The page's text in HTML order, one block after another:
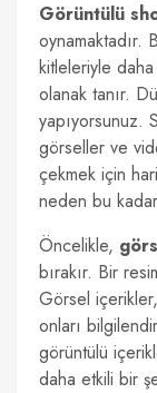
Görüntülü
oynamaktadır.
kitleleriyle
olanak tanır.
yapıyorsunuz.
görseller ve
çekmek için
neden bu
Öncelikle,
bırakır. Bir
Görsel
onları
görüntülü
daha etkili bir